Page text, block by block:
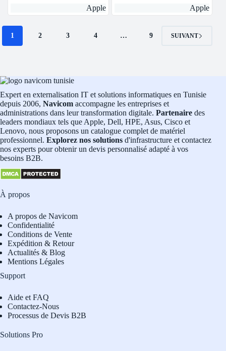
Apple
Apple
1 2 3 4 … 9 SUIVANT
Expert en externalisation IT et solutions informatiques en Tunisie
depuis 2006, Navicom accompagne les entreprises et
administrations dans leur transformation digitale. Partenaire des
leaders mondiaux tels que Apple, Dell, HPE, Asus, Cisco et
Lenovo, nous proposons un catalogue complet de matériel
professionnel. Explorez nos solutions d'infrastructure et contactez
nos experts pour obtenir un devis personnalisé adapté à vos
besoins B2B.
À propos
A propos de Navicom
Confidentialité
Conditions de Vente
Expédition & Retour
Actualités & Blog
Mentions Légales
Support
Aide et FAQ
Contactez-Nous
Processus de Devis B2B
Solutions Pro